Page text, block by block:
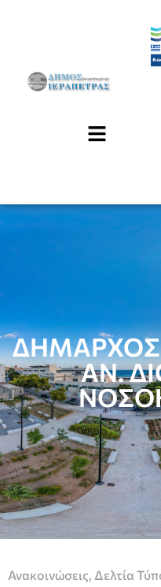
ΔΗΜΑΡΧΟΣ
ΑΝ.
Ανακοινώσεις Δελτία